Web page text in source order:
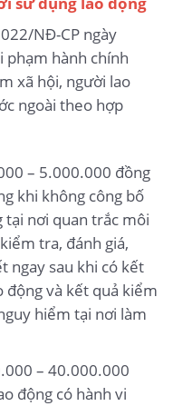
NĐ-CP ngày
hành chính
xã hội, người lao
ngoài theo hợp
– 5.000.000 đồng
khi không công bố
tại nơi quan trắc môi
tra, đánh giá,
ngay sau khi có kết
và kết quả kiểm
hiểm tại nơi làm
– 40.000.000
động có hành vi